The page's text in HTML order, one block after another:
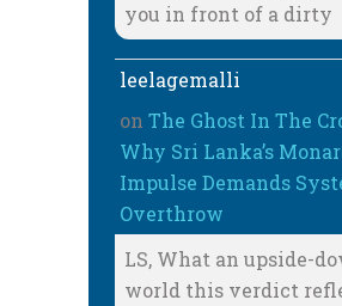
you in front of a dirty
leelagemalli
on The Ghost In The
Why Sri Lanka’s
Impulse Demands
Overthrow
LS, What an upside-
world this verdict